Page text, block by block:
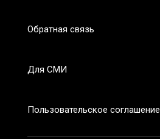
Обратная связь
Для СМИ
Пользовательское соглашение